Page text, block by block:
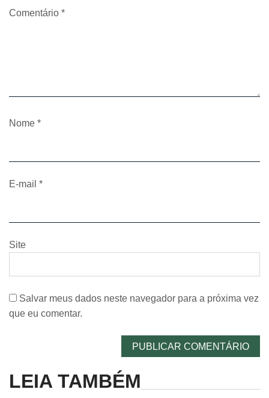
Comentário *
Nome *
E-mail *
Site
Salvar meus dados neste navegador para a próxima vez
que eu comentar.
LEIA TAMBÉM